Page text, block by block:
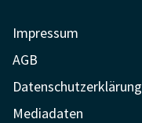
Impressum
AGB
Datenschutzerklärung
Mediadaten